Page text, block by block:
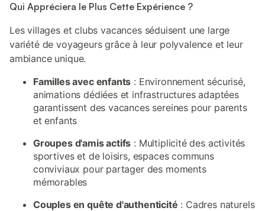
Qui Appréciera le Plus Cette Expérience ?
Les villages et clubs vacances séduisent une large
variété de voyageurs grâce à leur polyvalence et leur
ambiance unique.
Familles avec enfants : Environnement sécurisé,
animations dédiées et infrastructures adaptées
garantissent des vacances sereines pour parents
et enfants
Groupes d'amis actifs : Multiplicité des activités
sportives et de loisirs, espaces communs
conviviaux pour partager des moments
mémorables
Couples en quête d'authenticité : Cadres naturels